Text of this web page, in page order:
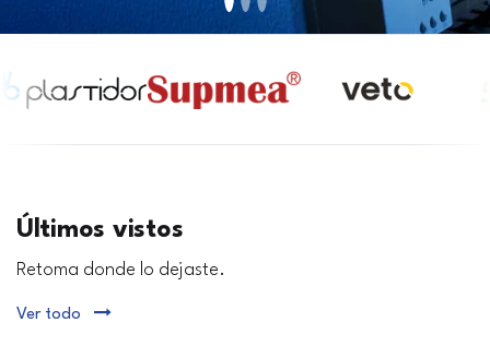
Últimos vistos
Retoma donde lo dejaste.
Ver todo